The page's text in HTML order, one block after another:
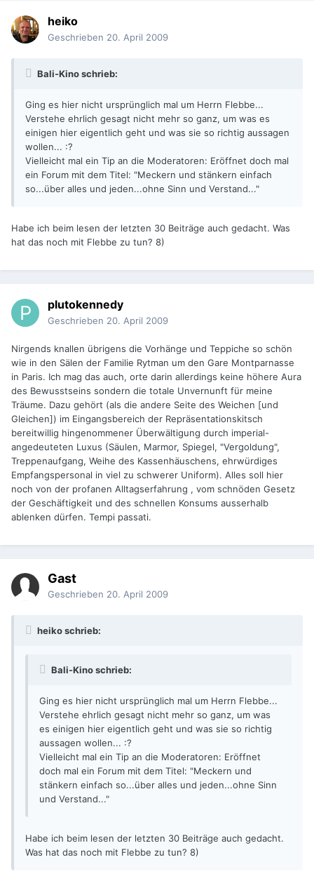
heiko
Geschrieben 20. April 2009
Bali-Kino schrieb:
Ging es hier nicht ursprünglich mal um Herrn Flebbe...
Verstehe ehrlich gesagt nicht mehr so ganz, um was es
einigen hier eigentlich geht und was sie so richtig aussagen
wollen... :?
Vielleicht mal ein Tip an die Moderatoren: Eröffnet doch mal
ein Forum mit dem Titel: "Meckern und stänkern einfach
so...über alles und jeden...ohne Sinn und Verstand..."
Habe ich beim lesen der letzten 30 Beiträge auch gedacht. Was
hat das noch mit Flebbe zu tun? 8)
plutokennedy
Geschrieben 20. April 2009
Nirgends knallen übrigens die Vorhänge und Teppiche so schön
wie in den Sälen der Familie Rytman um den Gare Montparnasse
in Paris. Ich mag das auch, orte darin allerdings keine höhere Aura
des Bewusstseins sondern die totale Unvernunft für meine
Träume. Dazu gehört (als die andere Seite des Weichen [und
Gleichen]) im Eingangsbereich der Repräsentationskitsch
bereitwillig hingenommener Überwältigung durch imperial-
angedeuteten Luxus (Säulen, Marmor, Spiegel, "Vergoldung",
Treppenaufgang, Weihe des Kassenhäuschens, ehrwürdiges
Empfangspersonal in viel zu schwerer Uniform). Alles soll hier
noch von der profanen Alltagserfahrung , vom schnöden Gesetz
der Geschäftigkeit und des schnellen Konsums ausserhalb
ablenken dürfen. Tempi passati.
Gast
Geschrieben 20. April 2009
heiko schrieb:
Bali-Kino schrieb:
Ging es hier nicht ursprünglich mal um Herrn Flebbe...
Verstehe ehrlich gesagt nicht mehr so ganz, um was
es einigen hier eigentlich geht und was sie so richtig
aussagen wollen... :?
Vielleicht mal ein Tip an die Moderatoren: Eröffnet
doch mal ein Forum mit dem Titel: "Meckern und
stänkern einfach so...über alles und jeden...ohne Sinn
und Verstand..."
Habe ich beim lesen der letzten 30 Beiträge auch gedacht.
Was hat das noch mit Flebbe zu tun? 8)